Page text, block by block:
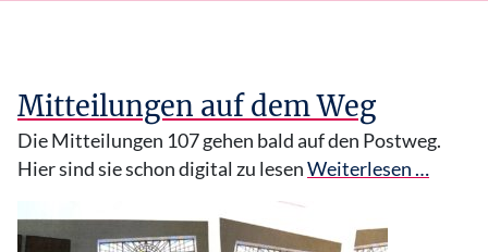
Mitteilungen auf dem Weg
Die Mitteilungen 107 gehen bald auf den Postweg.
Hier sind sie schon digital zu lesenWeiterlesen …